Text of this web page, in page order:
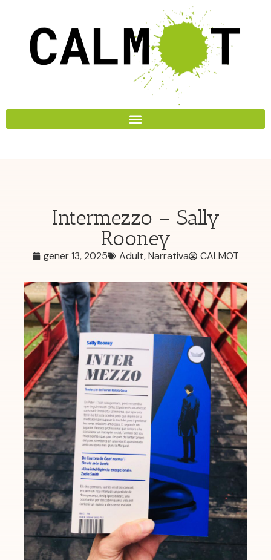
Intermezzo – Sally
Rooney
gener 13, 2025 Adult,Narrativa CALMOT